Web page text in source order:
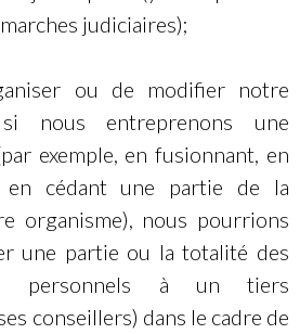
judiciaires);
ou de modifier notre
nous entreprenons une
exemple, en fusionnant, en
en cédant une partie de la
organisme), nous pourrions
une partie ou la totalité des
personnels à un tiers
conseillers) dans le cadre de